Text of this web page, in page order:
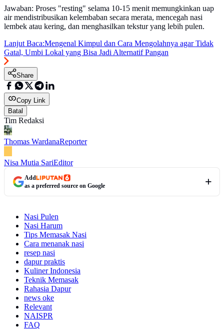
Jawaban: Proses "resting" selama 10-15 menit memungkinkan uap
air mendistribusikan kelembaban secara merata, mencegah nasi
lembek atau kering, dan menghasilkan tekstur yang lebih pulen.
Lanjut Baca:Mengenal Kimpul dan Cara Mengolahnya agar Tidak
Gatal, Umbi Lokal yang Bisa Jadi Alternatif Pangan
Share
Copy Link
Batal
Tim Redaksi
Thomas WardanaReporter
Nisa Mutia SariEditor
Add
as a preferred source on Google
Nasi Pulen
Nasi Harum
Tips Memasak Nasi
Cara menanak nasi
resep nasi
dapur praktis
Kuliner Indonesia
Teknik Memasak
Rahasia Dapur
news oke
Relevant
NAISPR
FAQ